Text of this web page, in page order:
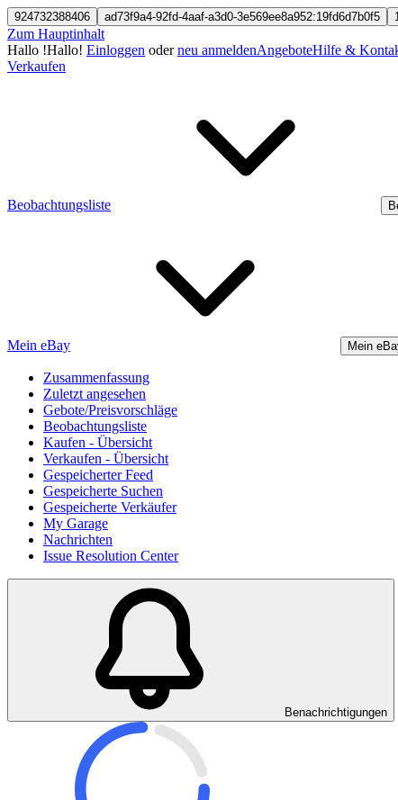
924732388406 ad73f9a4-92fd-4aaf-a3d0-3e569ee8a952:19fd6d7b0f5
Zum Hauptinhalt
Hallo !Hallo! Einloggen oderneu anmeldenAngeboteHilfe &
Verkaufen
Beobachtungsliste
Mein eBay Mein
Zusammenfassung
Zuletzt angesehen
Gebote/Preisvorschläge
Beobachtungsliste
Kaufen - Übersicht
Verkaufen - Übersicht
Gespeicherter Feed
Gespeicherte Suchen
Gespeicherte Verkäufer
My Garage
Nachrichten
Issue Resolution Center
Benachrichtigungen